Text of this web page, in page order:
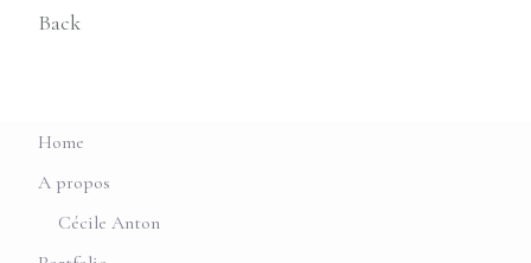
Back
Home
A propos
Cécile Anton